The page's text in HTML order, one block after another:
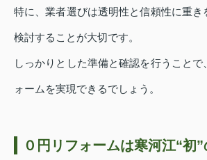
特に、業者選びは透明性と信頼性に重き
検討することが大切です。
しっかりとした準備と確認を行うことで
ォームを実現できるでしょう。
０円リフォームは寒河江“初